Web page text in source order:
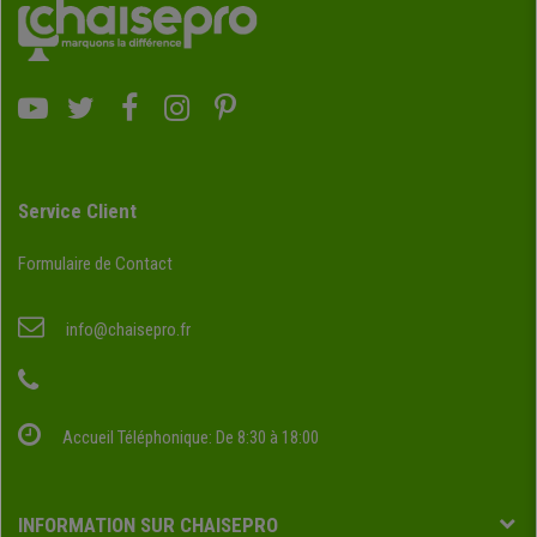
Service Client
Formulaire de Contact
info@chaisepro.fr
Accueil Téléphonique: De 8:30 à 18:00
INFORMATION SUR CHAISEPRO